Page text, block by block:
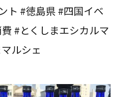
ト #徳島県 #四国イベ
#とくしまエシカルマ
ルシェ